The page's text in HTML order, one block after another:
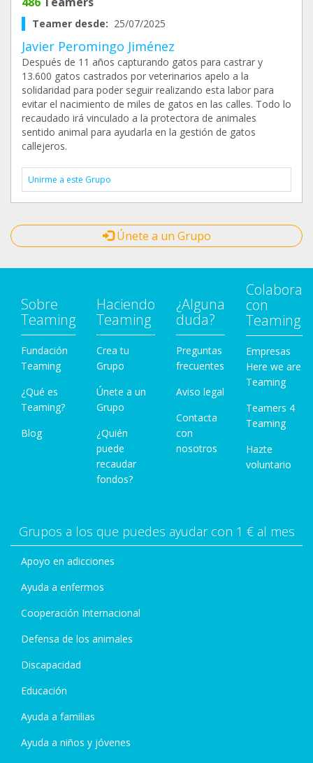
Teamer desde: 25/07/2025
Javier Peromingo Jiménez
Después de 11 años capturando gatos para castrar y
13.600 gatos castrados por veterinarios apelo a la
solidaridad para poder seguir realizando esta labor para
evitar el nacimiento de miles de gatos en las calles. Todo lo
recaudado irá vinculado a la protectora de animales
sentido animal para ayudarla en la gestión de gatos
callejeros.
Unirme a este Grupo
Únete a un Grupo
Sobre
Teaming
Fundación
Teaming
¿Qué es
Teaming?
Blog
Haciendo
Teaming
Crea tu
Grupo
Únete a un
Grupo
¿Quién
puede
recaudar
fondos?
¿Alguna
duda?
Preguntas
frecuentes
Aviso legal
Contacta
con
nosotros
Colabora
con
Teaming
Empresas
Here we are
Teaming
Teamers 4
Teaming
Hazte
voluntario
Grupos a los que puedes ayudar con 1 € al mes
Apoyo en adicciones
Ayuda a enfermos
Cooperación Internacional
Defensa de los animales
Discapacidad
Educación
Ayuda a familias
Ayuda a niños y jóvenes